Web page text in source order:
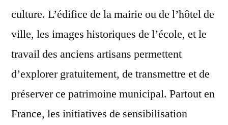
culture. L’édifice de la mairie ou de l’hôtel de
ville, les images historiques de l’école, et le
travail des anciens artisans permettent
d’explorer gratuitement, de transmettre et de
préserver ce patrimoine municipal. Partout en
France, les initiatives de sensibilisation